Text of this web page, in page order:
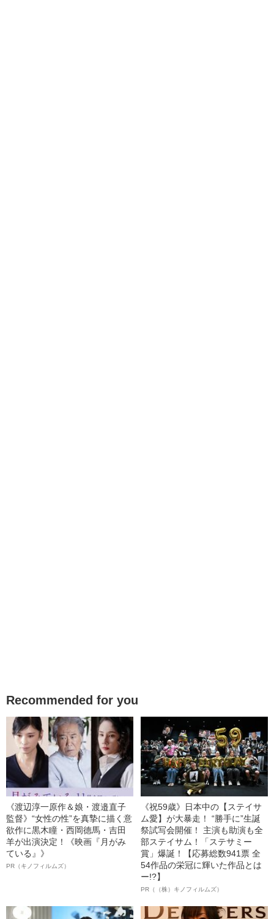
Recommended for you
《渡辺淳一原作＆娘・渡邉直子
監督》“女性の性”を真摯に描く意
欲作に黒木瞳・西岡德馬・吉田
羊が出演決定！《映画『月がみ
ている』》
PR（キノフィルムズ）
《祝59歳》日本中の【ステイサ
ム愛】が大暴走！ “勝手に”生誕
祭試写会開催！ 主演も助演も全
部ステイサム！「ステサミー
賞」爆誕！【応募総数941票 全
54作品の栄冠に輝いた作品とは
ー!?】
PR（（株）キノフィルムズ）